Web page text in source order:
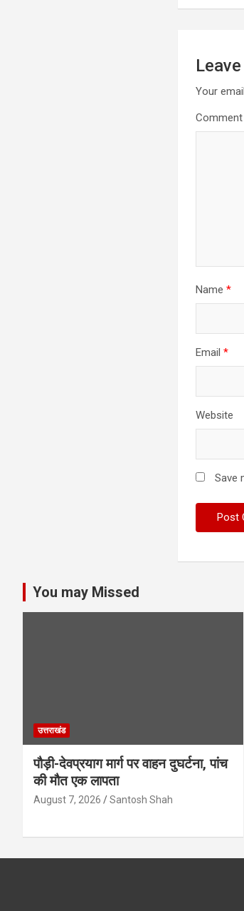
Your
Name*
Email*
Website
Save
You may Missed
उत्तराखंड
पौड़ी-देवप्रयाग मार्ग पर वाहन दुघर्टना, पांच
की मौत एक लापता
August 7, 2026 Santosh Shah